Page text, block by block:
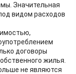
Значительная
видом расходов
договоры
жилья.
не являются